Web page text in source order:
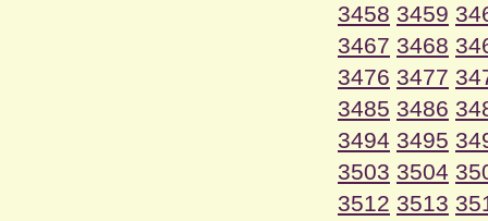
3458 3459
3467 3468
3476 3477
3485 3486
3494 3495
3503 3504
3512 3513